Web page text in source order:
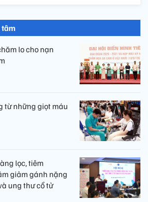
tâm
lo cho nạn
từ những giọt máu
lọc, tiêm
giảm gánh nặng
ung thư cổ tử